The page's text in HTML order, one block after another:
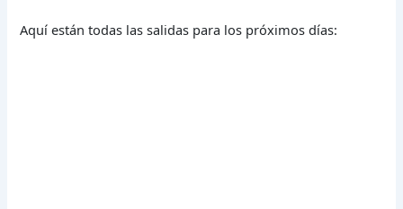
Aquí están todas las salidas para los próximos días: